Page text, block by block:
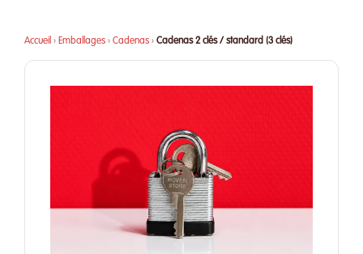
Accueil › Emballages › Cadenas › Cadenas 2 clés / standard (3 clés)